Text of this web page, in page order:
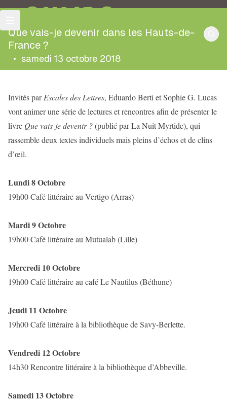
OULIPO
Que vais-je devenir dans les Hauts-de-
France ?
• samedi 13 octobre 2018
Invités parEscales des Lettres, Eduardo Berti et Sophie G. Lucas
vont animer une série de lectures et rencontres afin de présenter le
livre Que vais-je devenir ?(publié par La Nuit Myrtide), qui
rassemble deux textes individuels mais pleins d’échos et de clins
d’œil.
Lundi 8 Octobre
19h00 Café littéraire au Vertigo (Arras)
Mardi 9 Octobre
19h00 Café littéraire au Mutualab (Lille)
Mercredi 10 Octobre
19h00 Café littéraire au café Le Nautilus (Béthune)
Jeudi 11 Octobre
19h00 Café littéraire à la bibliothèque de Savy-Berlette.
Vendredi 12 Octobre
14h30 Rencontre littéraire à la bibliothèque d’Abbeville.
Samedi 13 Octobre